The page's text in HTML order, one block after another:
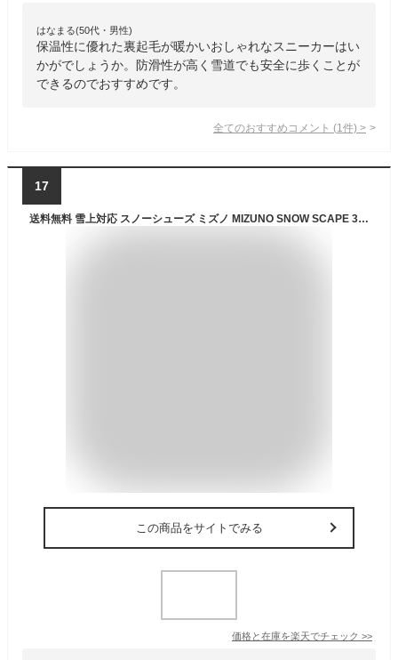
はなまる(50代・男性)
保温性に優れた裏起毛が暖かいおしゃれなスニーカーはい
かがでしょうか。防滑性が高く雪道でも安全に歩くことが
できるのでおすすめです。
全てのおすすめコメント (1 件) >
17
送料無料 雪上対応 スノーシューズ ミズノ MIZUNO SNOW SCAPE 3 スノースケープ メンズ スノトレ スノートレー シューズ 防水 スニーカー 靴 雪道 B1GA2503 2025秋冬新色
この商品をサイトでみる
価格と在庫を楽天でチェック >>